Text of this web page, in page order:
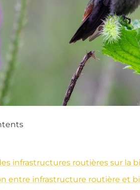
infrastructures routières sur la
entre infrastructure routière et